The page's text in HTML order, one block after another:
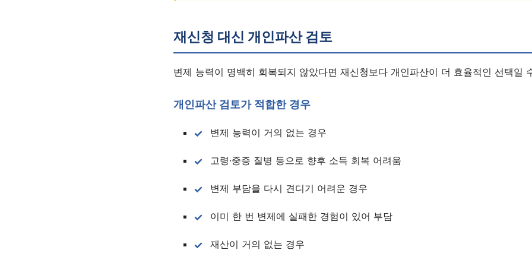
재신청 대신 개인파산 검토
변제 능력이 명백히 회복되지 않았다면 재신청보다 개인파산이 더 효율적인 선택일
개인파산 검토가 적합한 경우
변제 능력이 거의 없는 경우
고령·중증 질병 등으로 향후 소득 회복 어려움
변제 부담을 다시 견디기 어려운 경우
이미 한 번 변제에 실패한 경험이 있어 부담
재산이 거의 없는 경우